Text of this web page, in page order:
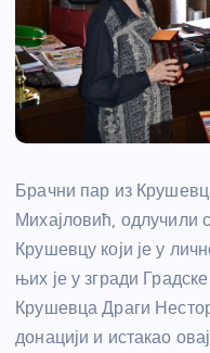
Брачни пар из
Михајловић, одлучили
Крушевцу који је у
њих је у згради
Крушевца Драги
донацији и истакао